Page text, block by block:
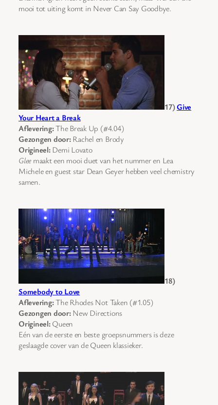
mooi tot uiting komt in Never Can Say Goodbye.
17)Give
Your Heart a Break
Aflevering:The Break Up (#4.04)
Gezongen door:Rachel en Brody
Origineel:Demi Lovato
Glee maakt een mooi duet van het nummer en Lea
Michele en guest star Dean Geyer hebben veel chemistry
samen.
18)
Somebody to Love
Aflevering:The Rhodes Not Taken (#1.05)
Gezongen door:New Directions
Origineel:Queen
Eén van de eerste en beste groepsnummers is deze
geslaagde cover van de Queen klassieker.